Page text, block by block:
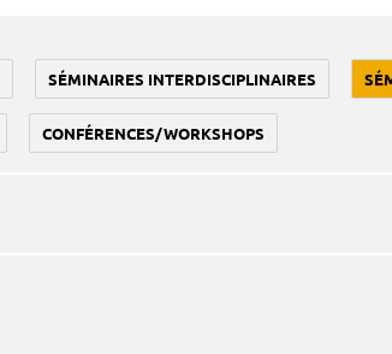
SÉMINAIRES INTERDISCIPLINAIRES
CONFÉRENCES/WORKSHOPS